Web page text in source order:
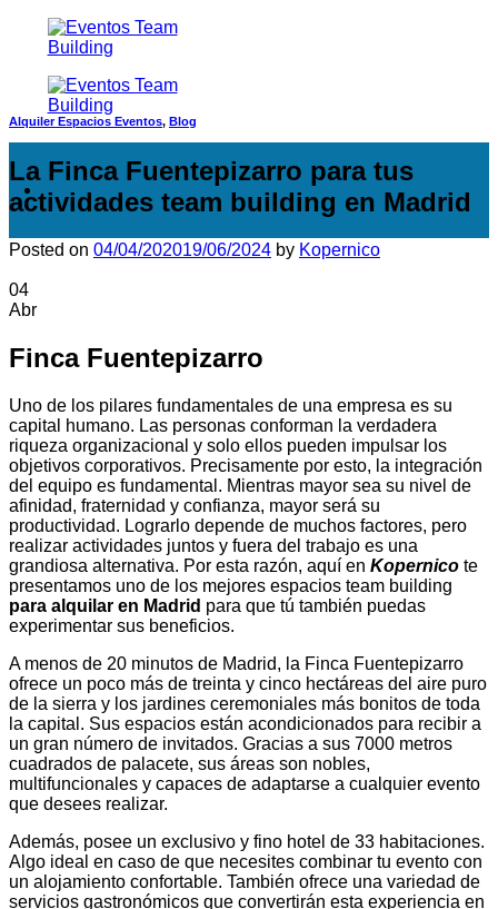
Saltar
contenido
Alquiler Espacios Eventos, Blog
La Finca Fuentepizarro para tus
actividades team building en Madrid
Posted on 04/04/202019/06/2024 by Kopernico
04
Abr
Finca Fuentepizarro
Uno de los pilares fundamentales de una empresa es su
capital humano. Las personas conforman la verdadera
riqueza organizacional y solo ellos pueden impulsar los
objetivos corporativos. Precisamente por esto, la integración
del equipo es fundamental. Mientras mayor sea su nivel de
afinidad, fraternidad y confianza, mayor será su
productividad. Lograrlo depende de muchos factores, pero
realizar actividades juntos y fuera del trabajo es una
grandiosa alternativa. Por esta razón, aquí en Kopernico te
presentamos uno de los mejores espacios team building
para alquilar en Madrid para que tú también puedas
experimentar sus beneficios.
A menos de 20 minutos de Madrid, la Finca Fuentepizarro
ofrece un poco más de treinta y cinco hectáreas del aire puro
de la sierra y los jardines ceremoniales más bonitos de toda
la capital. Sus espacios están acondicionados para recibir a
un gran número de invitados. Gracias a sus 7000 metros
cuadrados de palacete, sus áreas son nobles,
multifuncionales y capaces de adaptarse a cualquier evento
que desees realizar.
Además, posee un exclusivo y fino hotel de 33 habitaciones.
Algo ideal en caso de que necesites combinar tu evento con
un alojamiento confortable. También ofrece una variedad de
servicios gastronómicos que convertirán esta experiencia en